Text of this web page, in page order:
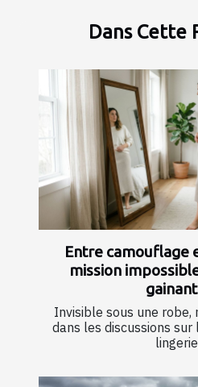
Dans Cette
Entre camouflage
mission
Invisible sous une robe,
dans les discussions sur